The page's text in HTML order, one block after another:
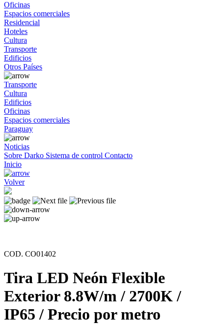
Oficinas
Espacios comerciales
Residencial
Hoteles
Cultura
Transporte
Edificios
Otros Países
Transporte
Cultura
Edificios
Oficinas
Espacios comerciales
Paraguay
Noticias
Sobre Darko Sistema de control Contacto
Inicio
Volver
COD. CO01402
Tira LED Neón Flexible
Exterior 8.8W/m / 2700K /
IP65 / Precio por metro